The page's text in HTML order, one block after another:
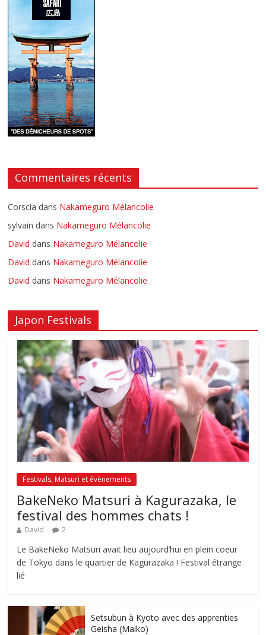
Commentaires récents
Corscia dans Nakameguro Mélancolie
sylvain dans Nakameguro Mélancolie
David dans Nakameguro Mélancolie
David dans Nakameguro Mélancolie
David dans Nakameguro Mélancolie
Japon Festivals
Festivals, Matsuri et évènements
BakeNeko Matsuri à Kagurazaka, le
festival des hommes chats !
David 2
Le BakeNeko Matsuri avait lieu aujourd’hui en plein coeur
de Tokyo dans le quartier de Kagurazaka ! Festival étrange
lié
Setsubun à Kyoto avec des apprenties
Geisha (Maiko)